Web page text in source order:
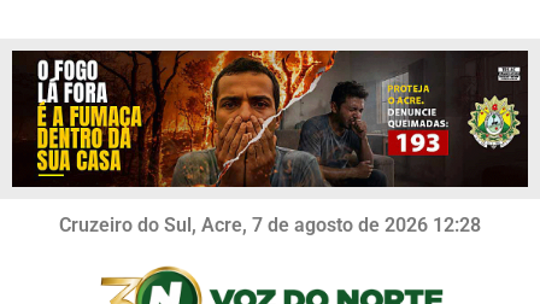
Cruzeiro do Sul, Acre, 7 de agosto de 2026 12:28